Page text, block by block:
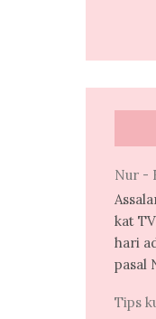
Nur -
kat
hari
pasal
Tips